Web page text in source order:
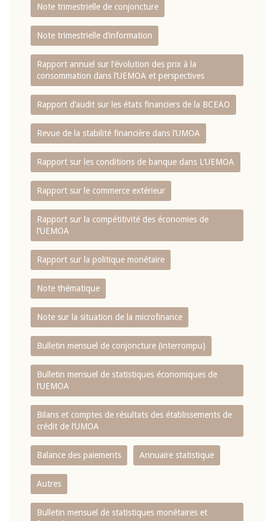
Note trimestrielle de conjoncture
Note trimestrielle d‘information
Rapport annuel sur l‘évolution des prix à la
consommation dans l‘UEMOA et perspectives
Rapport d‘audit sur les états financiers de la BCEAO
Revue de la stabilité financière dans l‘UMOA
Rapport sur les conditions de banque dans L‘UEMOA
Rapport sur le commerce extérieur
Rapport sur la compétitivité des économies de
l‘UEMOA
Rapport sur la politique monétaire
Note thématique
Note sur la situation de la microfinance
Bulletin mensuel de conjoncture (interrompu)
Bulletin mensuel de statistiques économiques de
l‘UEMOA
Bilans et comptes de résultats des établissements de
crédit de l‘UMOA
Balance des paiements Annuaire statistique
Autres
Bulletin mensuel de statistiques monétaires et